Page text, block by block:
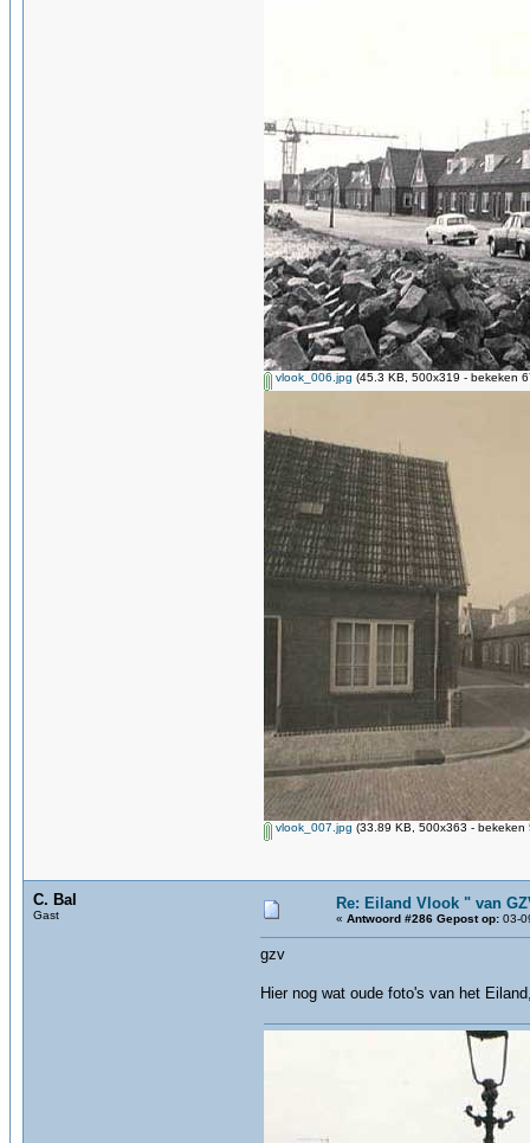
vlook_006.jpg (45.3 KB, 500x319 - bekeken
vlook_007.jpg (33.89 KB, 500x363 - bekeken
C. Bal
Gast
Re: Eiland Vlook " van
« Antwoord #286 Gepost op: 03-
gzv
Hier nog wat oude foto's van het